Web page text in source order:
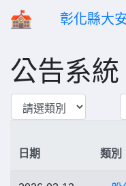
彰化縣大
公告系統
日期 類別